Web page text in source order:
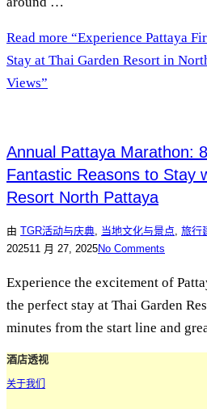
Read more “Experience Pattaya
Stay at Thai Garden Resort in
Views”
Annual Pattaya Marathon:
Fantastic Reasons to Stay
Resort North Pattaya
由 TGR活动与庆典, 当地文化与景点, 旅行
202511 月 27, 2025No Comments
Experience the excitement of
the perfect stay at Thai Garden
minutes from the start line and
酒店透视
关于我们